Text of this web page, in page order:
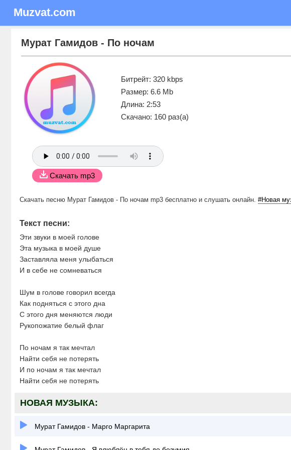
Muzvat.com
Мурат Гамидов - По ночам
Битрейт: 320 kbps
Размер: 6.6 Mb
Длина: 2:53
Скачано: 160 раз(а)
Скачать mp3
Скачать песню Мурат Гамидов - По ночам mp3 бесплатно и слушать онлайн. #Новая
Текст песни:
Эти звуки в моей голове
Эта музыка в моей душе
Заставляла меня улыбаться
И в себе не сомневаться
Шум в голове говорил всегда
Как подняться с этого дна
С этого дня меняются люди
Рукопожатие белый флаг
По ночам я так мечтал
Найти себя не потерять
И по ночам я так мечтал
Найти себя не потерять
НОВАЯ МУЗЫКА:
Мурат Гамидов - Марго Маргарита